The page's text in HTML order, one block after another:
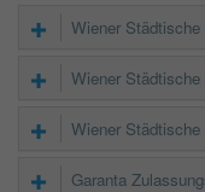
Wiener
Wiener
Wiener
Garanta